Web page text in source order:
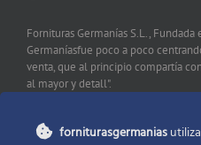
Fornituras Germanías S.L.,
Germaníasfue poco a poco
venta, que al principio compartía
al mayor y detall".
forniturasgermanias